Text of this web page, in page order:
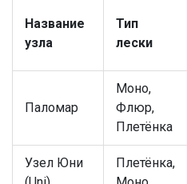
Название
узла
Тип
лески
Паломар
Моно,
Флюр,
Плетёнка
Узел Юни
Плетёнка,